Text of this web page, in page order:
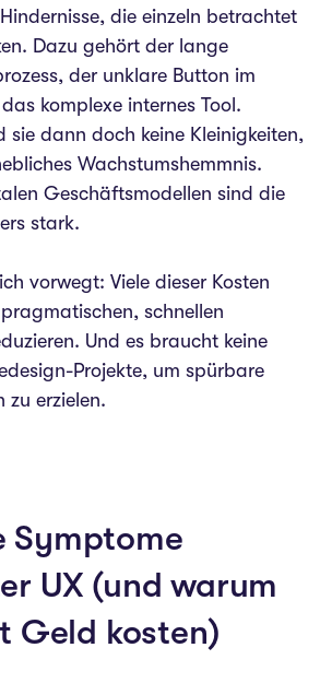
die einzeln betrachtet
Dazu gehört der lange
der unklare Button im
komplexe internes Tool.
sie dann doch keine Kleinigkeiten,
Wachstumshemmnis.
Geschäftsmodellen sind die
stark.
vorwegt: Viele dieser Kosten
schnellen
Und es braucht keine
Projekte, um spürbare
zu erzielen.
Symptome
UX (und warum
Geld kosten)